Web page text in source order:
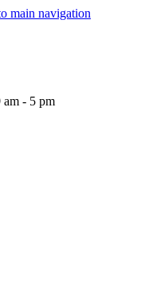
main navigation
- 5 pm